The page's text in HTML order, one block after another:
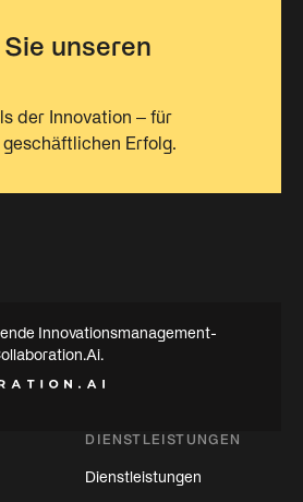
unseren
der Innovation – für
Erfolg.
Innovationsmanagement-
DIENSTLEISTUNGEN
Dienstleistungen